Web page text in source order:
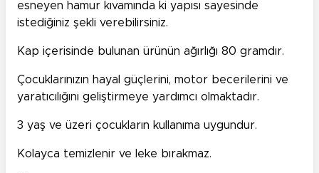
esneyen hamur kıvamında ki yapısı sayesinde
istediğiniz şekli verebilirsiniz.
Kap içerisinde bulunan ürünün ağırlığı 80 gramdır.
Çocuklarınızın hayal güçlerini, motor becerilerini ve
yaratıcılığını geliştirmeye yardımcı olmaktadır.
3 yaş ve üzeri çocukların kullanıma uygundur.
Kolayca temizlenir ve leke bırakmaz.